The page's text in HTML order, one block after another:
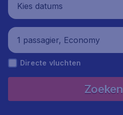
Kies datums
1 passagier, Economy
Directe vluchten
Zoeken